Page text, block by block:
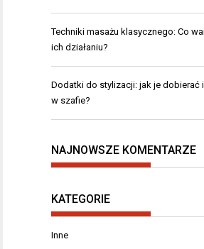
Techniki masażu klasycznego: Co
ich działaniu?
Dodatki do stylizacji: jak je dobierać
w szafie?
NAJNOWSZE KOMENTARZE
KATEGORIE
Inne